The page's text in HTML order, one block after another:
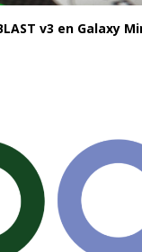
v3 en Galaxy